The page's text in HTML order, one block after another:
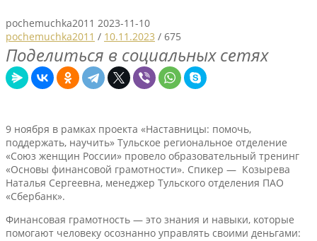
pochemuchka2011 2023-11-10
pochemuchka2011 / 10.11.2023 / 675
Поделиться в социальных сетях
9 ноября в рамках проекта «Наставницы: помочь,
поддержать, научить» Тульское региональное отделение
«Союз женщин России» провело образовательный тренинг
«Основы финансовой грамотности». Спикер — Козырева
Наталья Сергеевна, менеджер Тульского отделения ПАО
«Сбербанк».
Финансовая грамотность — это знания и навыки, которые
помогают человеку осознанно управлять своими деньгами: